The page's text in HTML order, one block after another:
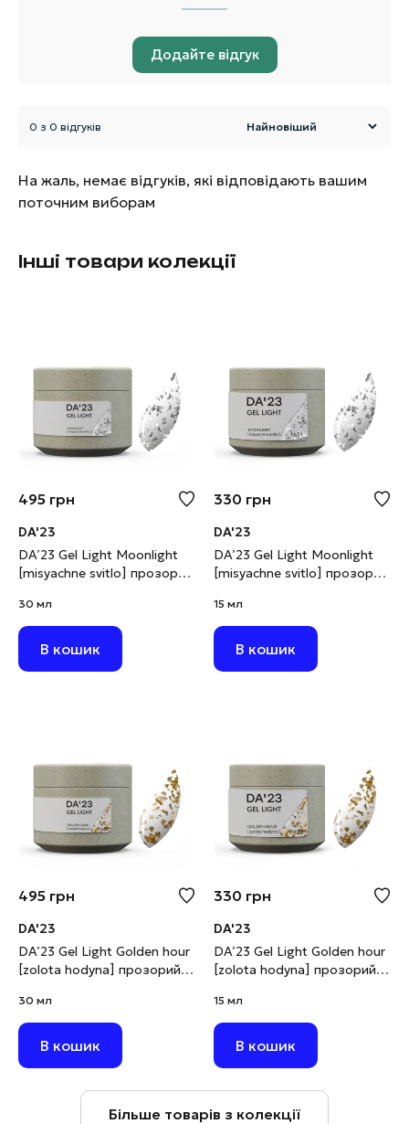
Додайте відгук
0 з 0 відгуків
На жаль, немає відгуків, які відповідають вашим
поточним виборам
Інші товари колекції
495 грн
DA'23
DA’23 Gel Light Moonlight
[misyachne svitlo] прозорий
30 мл
В кошик
330 грн
DA'23
DA’23 Gel Light Moonlight
[misyachne svitlo] прозорий
15 мл
В кошик
495 грн
DA'23
DA’23 Gel Light Golden hour
[zolota hodyna] прозорий з
30 мл
В кошик
330 грн
DA'23
DA’23 Gel Light Golden hour
[zolota hodyna] прозорий з
15 мл
В кошик
Більше товарів з колекції